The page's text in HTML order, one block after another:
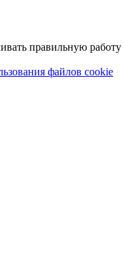
правильную работу
файлов cookie